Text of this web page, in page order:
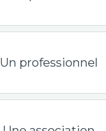
Un professionnel